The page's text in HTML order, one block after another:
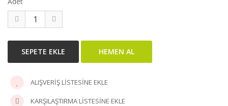
ALIŞVERIŞ LISTESINE EKLE
KARŞILAŞTIRMA LISTESINE EKLE